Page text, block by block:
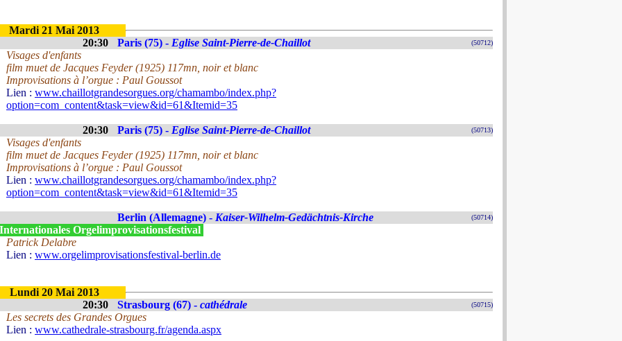
Mardi 21 Mai 2013
20:30
Paris (75) - Eglise Saint-Pierre-de-Chaillot (50712)
Visages d'enfants
film muet de Jacques Feyder (1925) 117mn, noir et blanc
Improvisations à l’orgue : Paul Goussot
Lien : www.chaillotgrandesorgues.org/chamambo/index.php?
option=com_content&task=view&id=61&Itemid=35
20:30 Paris (75) - Eglise Saint-Pierre-de-Chaillot (50713)
Visages d'enfants
film muet de Jacques Feyder (1925) 117mn, noir et blanc
Improvisations à l’orgue : Paul Goussot
Lien : www.chaillotgrandesorgues.org/chamambo/index.php?
option=com_content&task=view&id=61&Itemid=35
Berlin (Allemagne) - Kaiser-Wilhelm-Gedächtnis-Kirche (50714)
Orgelimprovisationsfestival
Patrick Delabre
Lien : www.orgelimprovisationsfestival-berlin.de
Lundi 20 Mai 2013
20:30
Strasbourg (67) - cathédrale (50715)
Les secrets des Grandes Orgues
Lien : www.cathedrale-strasbourg.fr/agenda.aspx